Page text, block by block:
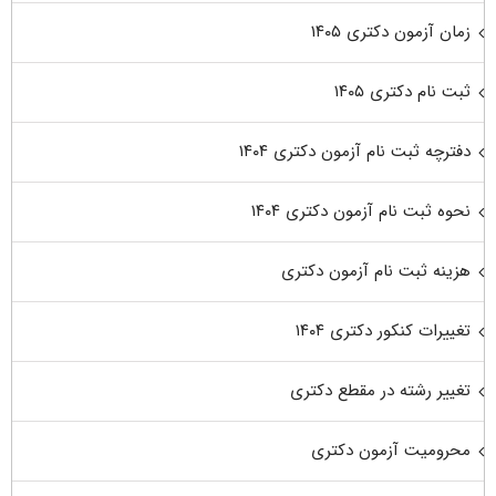
زمان آزمون دکتری ۱۴۰۵
ثبت نام دکتری ۱۴۰۵
دفترچه ثبت نام آزمون دکتری ۱۴۰۴
نحوه ثبت نام آزمون دکتری ۱۴۰۴
هزینه ثبت نام آزمون دکتری
تغییرات کنکور دکتری ۱۴۰۴
تغییر رشته در مقطع دکتری
محرومیت آزمون دکتری